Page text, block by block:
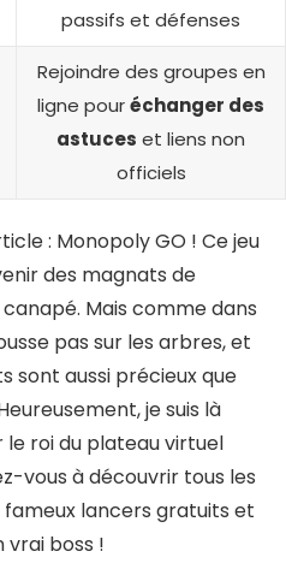
passifs et défenses
Rejoindre des groupes en
ligne pouréchanger des
astuces et liens non
officiels
: Monopoly GO ! Ce jeu
des magnats de
Mais comme dans
pas sur les arbres, et
sont aussi précieux que
je suis là
le roi du plateau virtuel
vous à découvrir tous les
lancers gratuits et
vrai boss !